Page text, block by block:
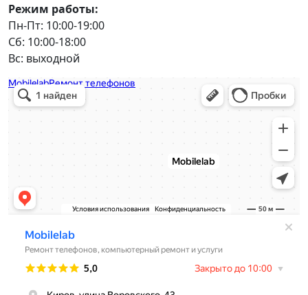
Режим работы:
Пн-Пт: 10:00-19:00
Сб: 10:00-18:00
Вс: выходной